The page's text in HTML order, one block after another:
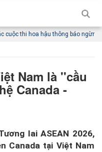
hoa hậu thông báo ngừng hoạt
Nam là ''cầu
Canada -
lai ASEAN 2026,
Canada tại Việt Nam